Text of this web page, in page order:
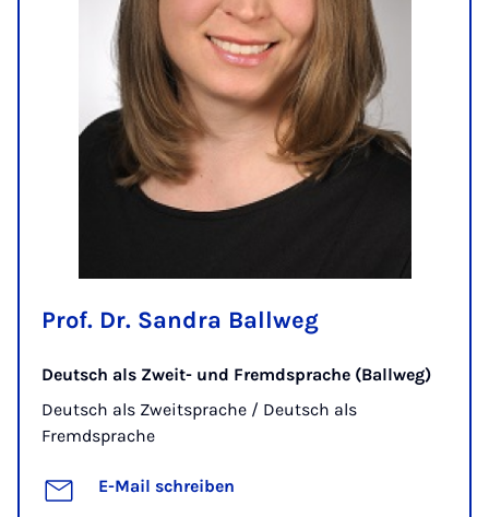
Prof. Dr. Sandra Ballweg
Deutsch als Zweit- und Fremdsprache (Ballweg)
Deutsch als Zweitsprache / Deutsch als
Fremdsprache
E-Mail schreiben